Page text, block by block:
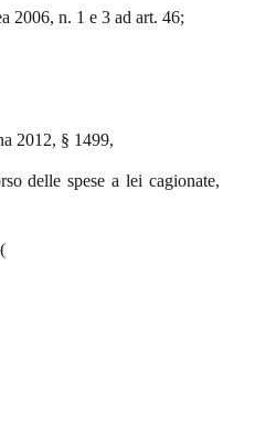
2006, n. 1 e 3 ad art. 46;
2012, § 1499,
delle spese a lei cagionate,